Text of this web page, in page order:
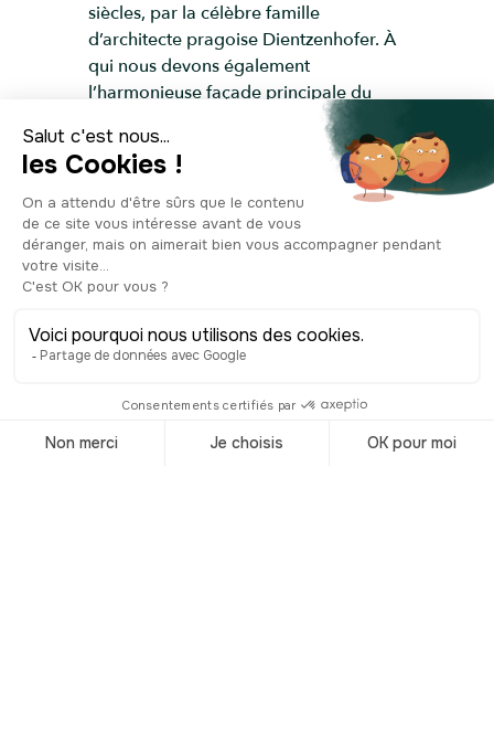
siècles, par la célèbre famille
d’architecte pragoise Dientzenhofer. À
qui nous devons également
l’harmonieuse façade principale du
monument. Dans la tour se tiennent les
trente cloches du célèbre carillon de
Notre-Dame-de-Lorette. Disposées sur
trois étages, avec un poids de 270 kilos
pour la plus grande de la troupe, elles
font résonner l’air très ancien de « Nous
te saluons, ô toi Notre-Dame », à
17h. Enfin, si vous vous octroyez une
visite du sanctuaire, ne manquez pas
objets liturgiques, au premier étage. La
collection y est vraiment précieuse